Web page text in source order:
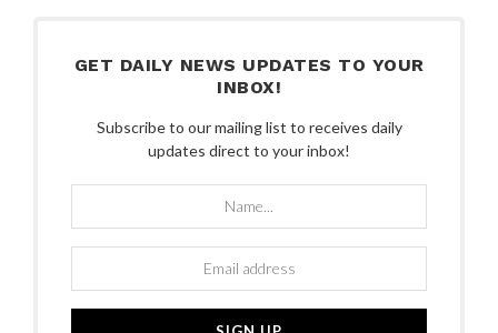
GET DAILY NEWS UPDATES TO YOUR
INBOX!
Subscribe to our mailing list to receives daily
updates direct to your inbox!